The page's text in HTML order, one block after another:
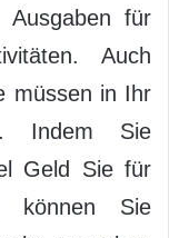
Ausgaben für
Auch
müssen in Ihr
Indem Sie
Geld Sie für
können Sie